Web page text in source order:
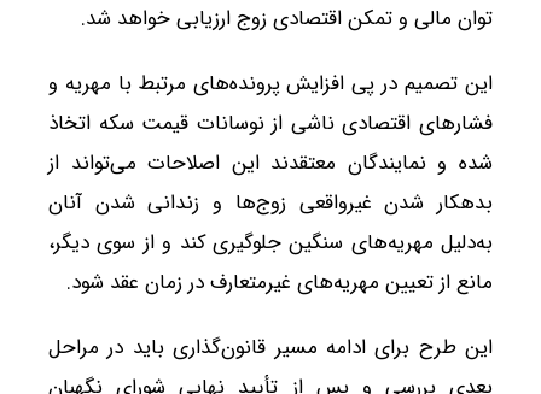
توان مالی و تمکن اقتصادی زوج ارزیابی خواهد شد.
این تصمیم در پی افزایش پرونده‌های مرتبط با مهریه و
فشارهای اقتصادی ناشی از نوسانات قیمت سکه اتخاذ
شده و نمایندگان معتقدند این اصلاحات می‌تواند از
بدهکار شدن غیرواقعی زوج‌ها و زندانی شدن آنان
به‌دلیل مهریه‌های سنگین جلوگیری کند و از سوی دیگر،
مانع از تعیین مهریه‌های غیرمتعارف در زمان عقد شود.
این طرح برای ادامه مسیر قانون‌گذاری باید در مراحل
بعدی بررسی و پس از تأیید نهایی شورای نگهبان